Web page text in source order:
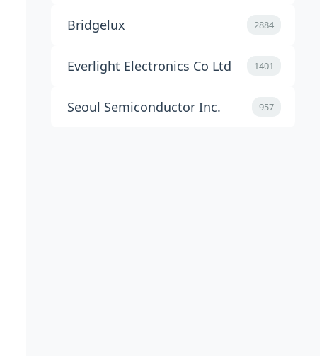
Bridgelux 2884
Everlight Electronics Co Ltd 1401
Seoul Semiconductor Inc. 957